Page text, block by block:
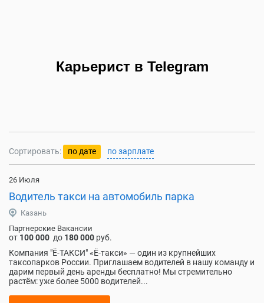
Карьерист в Telegram
Сортировать: по дате по зарплате
26 Июля
Водитель такси на автомобиль парка
Казань
Партнерские Вакансии
от 100 000 до 180 000 руб.
Компания "Ё-ТАКСИ" «Ё-такси» — один из крупнейших
таксопарков России. Приглашаем водителей в нашу команду и
дарим первый день аренды бесплатно! Мы стремительно
растём: уже более 5000 водителей...